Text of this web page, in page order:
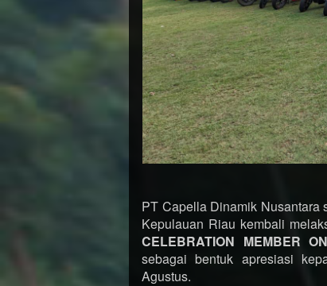
PT Capella Dinamik Nusantara
Kepulauan Riau kembali
CELEBRATION MEMBER
sebagai bentuk apresiasi
Agustus.